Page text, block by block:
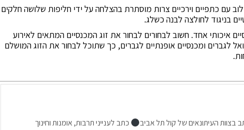
עם כתפיים וירכיים צרות מוסתרת בהצלחה על ידי חליפות שלושה חלקים
בניגוד לחולצה לבנה כשלג.
איכותי אחד. חשוב לבחורים לבחור את זוג המכנסיים המתאים לאירוע
לגברים ומכנסיים אופנתיים לגברים, כך שתוכל לבחור את הזוג המושלם
בצוות העיתונאים של קול תל אביב
כתב לענייני תרבות, אומנות וחינוך